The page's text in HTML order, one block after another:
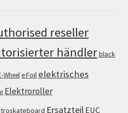
reseller
händlerblack
WheeleFoil elektrisches
Elektroroller
Ersatzteil EUC